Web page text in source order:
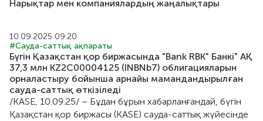
Нарықтар мен компаниялардың жаңалықтары
10.09.2025 09:20
#Сауда-саттық ақпараты
Бүгін Қазақстан қор биржасында "Bank RBK" Банкі" АҚ
37,3 млн KZ2C00004125 (INBNb7) облигацияларын
орналастыру бойынша арнайы мамандандырылған
сауда-саттық өткізіледі
/KASE, 10.09.25/ – Бұдан бұрын хабарланғандай, бүгін
Қазақстан қор биржасы (KASE) сауда-саттық жүйесінде